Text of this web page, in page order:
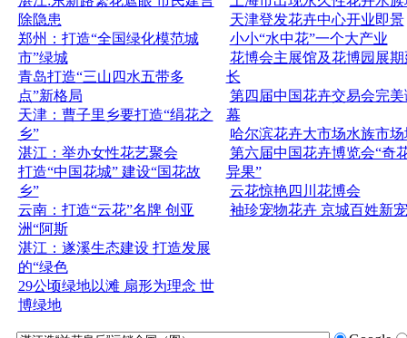
除隐患
郑州：打造“全国绿化模范城
市”绿城
青岛打造“三山四水五带多
点”新格局
天津：曹子里乡要打造“绢花之
乡”
湛江：举办女性花艺聚会
打造“中国花城” 建设“国花故
乡”
云南：打造“云花”名牌 创亚
洲“阿斯
湛江：遂溪生态建设 打造发展
的“绿色
29公顷绿地以滩 扇形为理念 世
博绿地
天津登发花卉中心开业即景
小小“水中花”一个大产业
花博会主展馆及花博园展期
长
第四届中国花卉交易会完美
幕
哈尔滨花卉大市场水族市场
第六届中国花卉博览会“奇
异果”
云花惊艳四川花博会
袖珍宠物花卉 京城百姓新宠